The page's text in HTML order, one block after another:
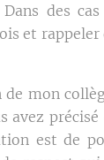
des
et
de mon
avez
est de